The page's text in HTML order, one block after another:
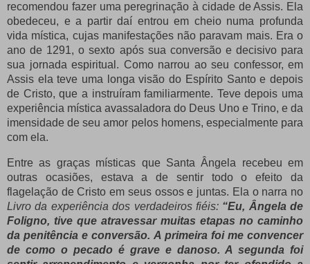
recomendou fazer uma peregrinação à cidade de Assis. Ela
obedeceu, e a partir daí entrou em cheio numa profunda
vida mística, cujas manifestações não paravam mais. Era o
ano de 1291, o sexto após sua conversão e decisivo para
sua jornada espiritual. Como narrou ao seu confessor, em
Assis ela teve uma longa visão do Espírito Santo e depois
de Cristo, que a instruíram familiarmente. Teve depois uma
experiência mística avassaladora do Deus Uno e Trino, e da
imensidade de seu amor pelos homens, especialmente para
com ela.
Entre as graças místicas que Santa Ângela recebeu em
outras ocasiões, estava a de sentir todo o efeito da
flagelação de Cristo em seus ossos e juntas. Ela o narra no
Livro da experiência dos verdadeiros fiéis: “Eu, Ângela de
Foligno, tive que atravessar muitas etapas no caminho
da penitência e conversão. A primeira foi me convencer
de como o pecado é grave e danoso. A segunda foi